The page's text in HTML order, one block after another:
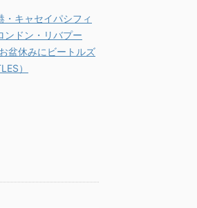
・キャセイパシフィ
ンドン・リバプー
盆休みにビートルズ
）